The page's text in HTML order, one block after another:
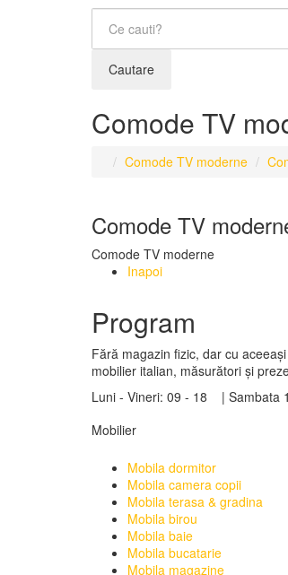
Cautare
Comode TV
Comode TV moderne
Comode TV
Comode TV moderne
Inapoi
Program
Fără magazin fizic, dar cu
mobilier italian, măsurători și
Luni - Vineri: 09 - 18 |
Mobilier
Mobila dormitor
Mobila camera copii
Mobila terasa & gradina
Mobila birou
Mobila baie
Mobila bucatarie
Mobila magazine